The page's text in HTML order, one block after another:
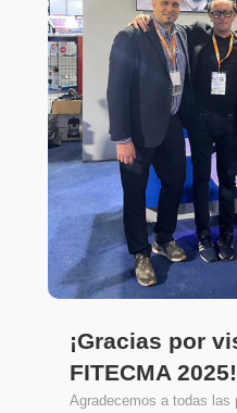
¡Gracias por
FITECMA 2025!
Agradecemos a todas las